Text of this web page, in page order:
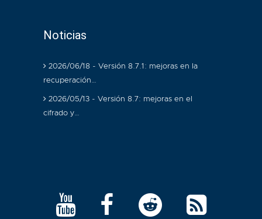
Noticias
2026/06/18 - Versión 8.7.1: mejoras en la
recuperación…
2026/05/13 - Versión 8.7: mejoras en el
cifrado y…